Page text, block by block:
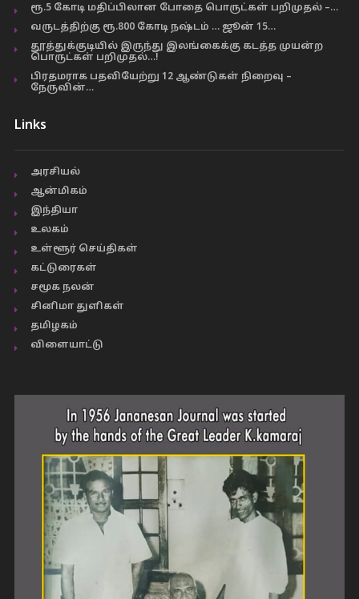
ரூ.5 கோடி மதிப்பிலான போதை பொருட்கள் பறிமுதல் –…
வருடத்திற்கு ரூ.800 கோடி நஷ்டம் … ஜூன் 15…
தூத்துக்குடியில் இருந்து இலங்கைக்கு கடத்த முயன்ற
பொருட்கள் பறிமுதல்…!
பிரதமராக பதவியேற்று 12 ஆண்டுகள் நிறைவு –
நேருவின்…
Links
அரசியல்
ஆன்மிகம்
இந்தியா
உலகம்
உள்ளூர் செய்திகள்
கட்டுரைகள்
சமூக நலன்
சினிமா துளிகள்
தமிழகம்
விளையாட்டு